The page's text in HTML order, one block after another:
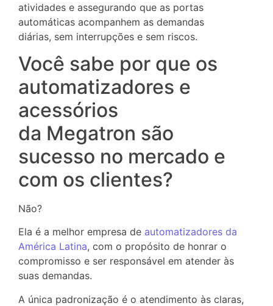
atividades e assegurando que as portas
automáticas acompanhem as demandas
diárias, sem interrupções e sem riscos.
Você sabe por que os
automatizadores e
acessórios
da Megatron são
sucesso no mercado e
com os clientes?
Não?
Ela é a melhor empresa de automatizadores da
América Latina, com o propósito de honrar o
compromisso e ser responsável em atender às
suas demandas.
A única padronização é o atendimento às claras,